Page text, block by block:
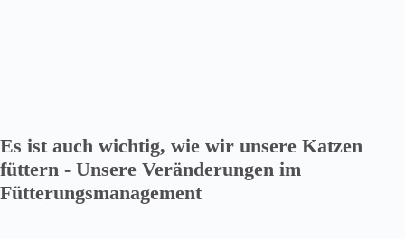
Es ist auch wichtig, wie wir unsere Katzen
füttern - Unsere Veränderungen im
Fütterungsmanagement